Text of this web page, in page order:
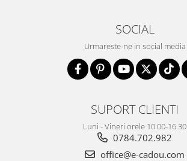
SOCIAL
Urmareste-ne in social media
SUPORT CLIENTI
Luni - Vineri orele 10.00-16.30
0784.702.982
office@e-cadou.com